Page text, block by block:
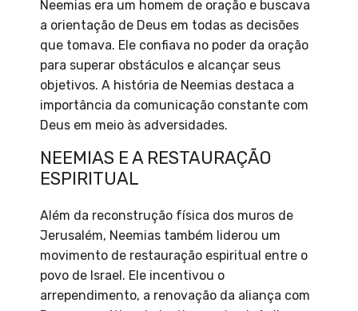
Neemias era um homem de oração e buscava
a orientação de Deus em todas as decisões
que tomava. Ele confiava no poder da oração
para superar obstáculos e alcançar seus
objetivos. A história de Neemias destaca a
importância da comunicação constante com
Deus em meio às adversidades.
NEEMIAS E A RESTAURAÇÃO
ESPIRITUAL
Além da reconstrução física dos muros de
Jerusalém, Neemias também liderou um
movimento de restauração espiritual entre o
povo de Israel. Ele incentivou o
arrependimento, a renovação da aliança com